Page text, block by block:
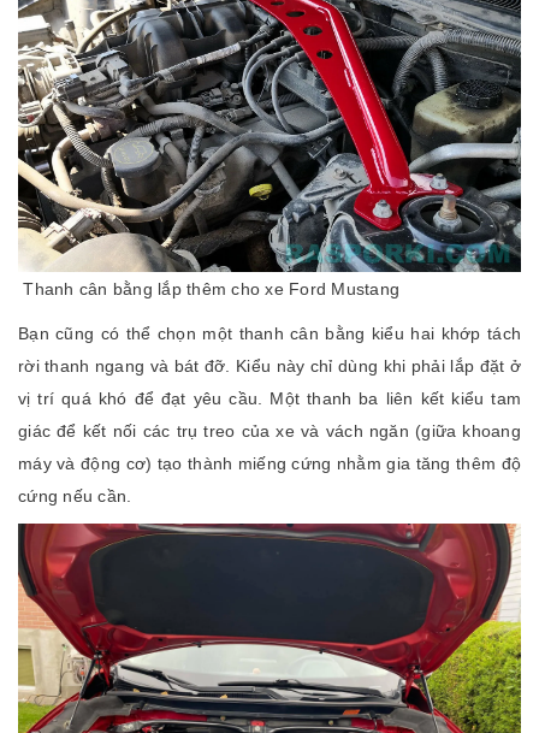
Thanh cân bằng lắp thêm cho xe Ford Mustang
Bạn cũng có thể chọn một thanh cân bằng kiểu hai khớp tách
rời thanh ngang và bát đỡ. Kiểu này chỉ dùng khi phải lắp đặt ở
vị trí quá khó để đạt yêu cầu. Một thanh ba liên kết kiểu tam
giác để kết nối các trụ treo của xe và vách ngăn (giữa khoang
máy và động cơ) tạo thành miếng cứng nhằm gia tăng thêm độ
cứng nếu cần.